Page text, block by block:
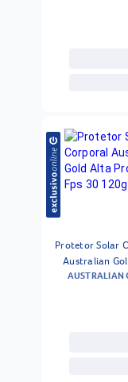
Protetor Solar
Australian
Proteção Fps
AUSTRALIAN